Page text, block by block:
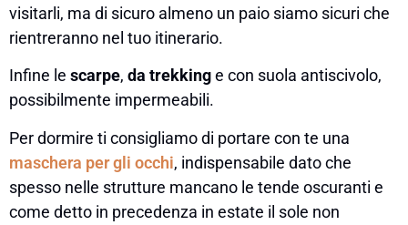
visitarli, ma di sicuro almeno un paio siamo sicuri che
rientreranno nel tuo itinerario.
Infine le scarpe, da trekkinge con suola antiscivolo,
possibilmente impermeabili.
Per dormire ti consigliamo di portare con te una
maschera per gli occhi, indispensabile dato che
spesso nelle strutture mancano le tende oscuranti e
come detto in precedenza in estate il sole non